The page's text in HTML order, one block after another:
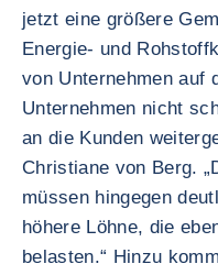
jetzt eine größere
Energie- und
von Unternehmen auf
Unternehmen nicht
an die Kunden
Christiane von Berg.
müssen hingegen
höhere Löhne, die
belasten.“ Hinzu